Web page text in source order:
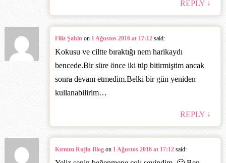
REPLY ↓
Filiz Şahin on 1 Ağustos 2016 at 17:12 said:
Kokusu ve ciltte bıraktığı nem harikaydı
bencede.Bir süre önce iki tüp bitirmiştim ancak
sonra devam etmedim.Belki bir gün yeniden
kullanabilirim…
REPLY ↓
Kırmızı Rujlu Blog on 1 Ağustos 2016 at 17:12 said: